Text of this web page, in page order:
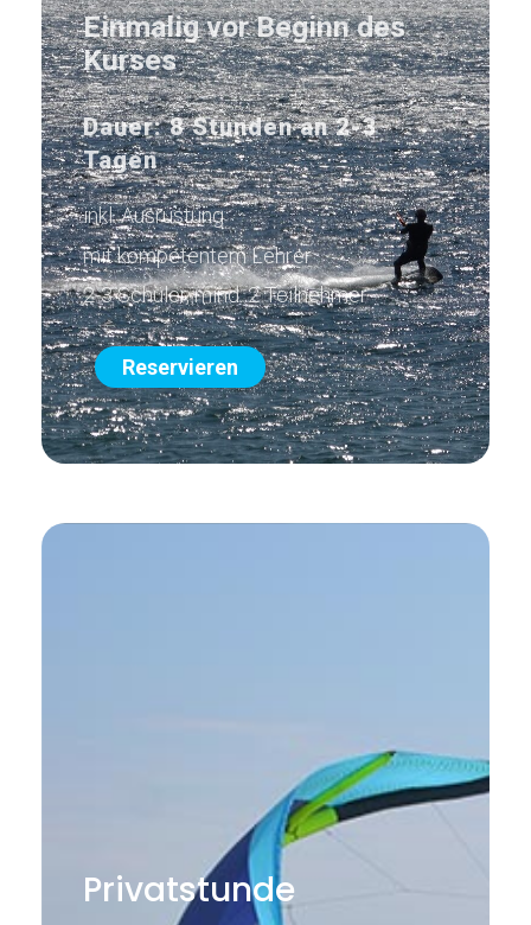
Einmalig vor Beginn des
Kurses
Dauer: 8 Stundenan 2-3
Tagen
inkl. Ausrüstung
mit kompetentem Lehrer
2-3 Schüler, mind. 2 Teilnehmer
Reservieren
Privatstunde